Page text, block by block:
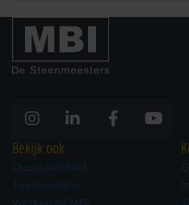
Bekijk ook
Duurzaamheid
Tuininspiratie